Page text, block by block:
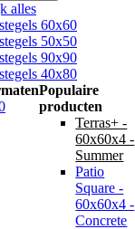
alles
60x60
50x50
90x90
40x80
Populaire
producten
Terras+ -
60x60x4 -
Summer
Patio
Square -
60x60x4 -
Concrete